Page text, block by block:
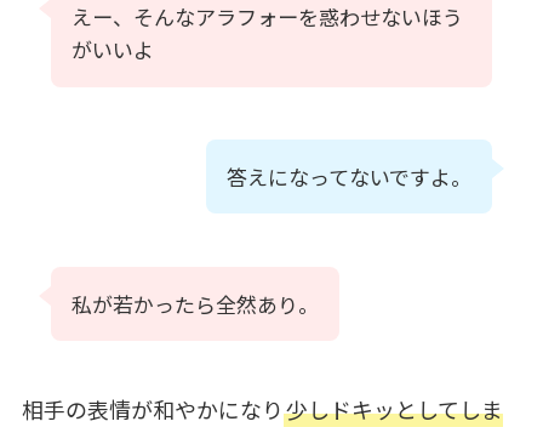
えー、そんなアラフォーを惑わせないほう
がいいよ
答えになってないですよ。
私が若かったら全然あり。
相手の表情が和やかになり少しドキッとしてしま